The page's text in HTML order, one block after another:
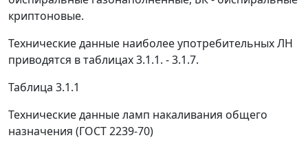
криптоновые.
Технические данные наиболее употребительных ЛН
приводятся в таблицах 3.1.1. - 3.1.7.
Таблица 3.1.1
Технические данные ламп накаливания общего
назначения (ГОСТ 2239-70)